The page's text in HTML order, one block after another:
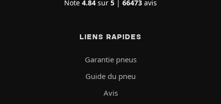
Note 4.84 sur 5 | 66473 avis
LIENS RAPIDES
Garantie pneus
Guide du pneu
Avis